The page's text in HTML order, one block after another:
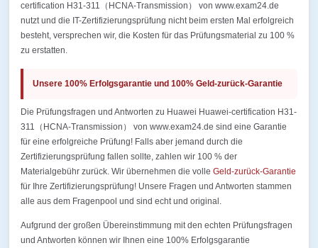
certification H31-311（HCNA-Transmission） von www.exam24.de
nutzt und die IT-Zertifizierungsprüfung nicht beim ersten Mal erfolgreich
besteht, versprechen wir, die Kosten für das Prüfungsmaterial zu 100 %
zu erstatten.
Unsere 100% Erfolgsgarantie und 100% Geld-zurück-Garantie
Die Prüfungsfragen und Antworten zu Huawei Huawei-certification H31-
311（HCNA-Transmission） von www.exam24.de sind eine Garantie
für eine erfolgreiche Prüfung! Falls aber jemand durch die
Zertifizierungsprüfung fallen sollte, zahlen wir 100 % der
Materialgebühr zurück. Wir übernehmen die volle Geld-zurück-Garantie
für Ihre Zertifizierungsprüfung! Unsere Fragen und Antworten stammen
alle aus dem Fragenpool und sind echt und original.
Aufgrund der großen Übereinstimmung mit den echten Prüfungsfragen
und Antworten können wir Ihnen eine 100% Erfolgsgarantie